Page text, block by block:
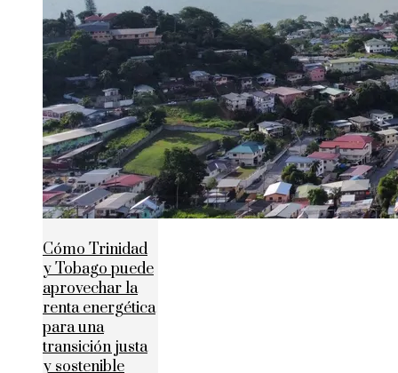
Cómo Trinidad
y Tobago puede
aprovechar la
renta energética
para una
transición justa
y sostenible